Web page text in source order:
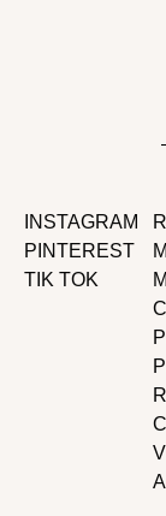
INSTAGRAM
PINTEREST
TIK TOK